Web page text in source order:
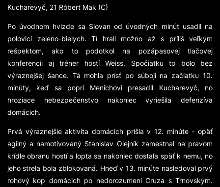
Kucharevyč, 21 Róbert Mak (C)
Po úvodnom hvizde sa Slovan od úvodných minút usadil na
polovici zeleno-bielych. Tí hrali možno až s príliš veľkým
rešpektom, ako to podotkol na pozápasovej tlačovej
konferencii aj tréner hostí Weiss. Spočiatku to bolo bez
výraznejšej šance. Tá mohla prísť po súboji na začiatku 10.
minúty, keď sa popri Menichovi presadil Kucharevyč, no
hroziace nebezpečenstvo nakoniec vyriešila defenzíva
domácich.
Prvá výraznejšie aktivita domácich prišla v 12. minúte - opäť
agilný a namotivovaný Stanislav Olejník zamestnal na pravom
krídle obranu hostí a lopta sa nakoniec dostala späť k nemu, no
jeho strela bola zblokovaná. Hneď v 13. minúte nasledoval prvý
rohový kop domácich po nedorozumení Cruza s Trnovským.